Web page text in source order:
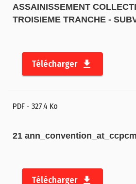
ASSAINISSEMENT
TROISIEME TRANCHE -
Télécharger
PDF - 327.4 Ko
21 ann_convention_at_ccpcm
Télécharger